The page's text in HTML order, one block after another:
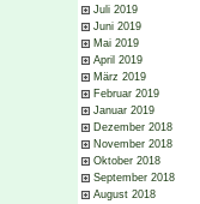
Juli 2019
Juni 2019
Mai 2019
April 2019
März 2019
Februar 2019
Januar 2019
Dezember 2018
November 2018
Oktober 2018
September 2018
August 2018